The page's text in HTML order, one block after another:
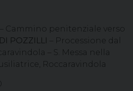
Cammino penitenziale verso
POZZILLI – Processione dal
– S. Messa nella
Roccaravindola